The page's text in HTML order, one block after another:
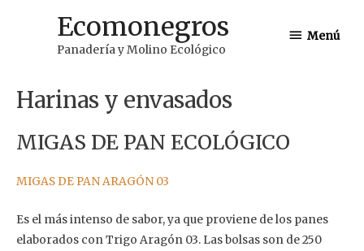
Ecomonegros
Panadería y Molino Ecológico
Menú
Menú
Harinas y envasados
MIGAS DE PAN ECOLÓGICO
MIGAS DE PAN ARAGÓN 03
Es el más intenso de sabor, ya que proviene de los panes
elaborados con Trigo Aragón 03. Las bolsas son de 250